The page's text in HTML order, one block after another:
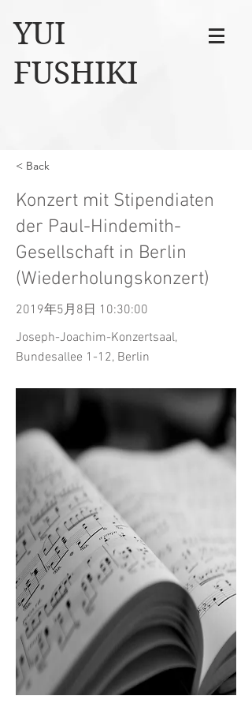
YUI
FUSHIKI
< Back
Konzert mit Stipendiaten
der Paul-Hindemith-
Gesellschaft in Berlin
(Wiederholungskonzert)
2019年5月8日 10:30:00
Joseph-Joachim-Konzertsaal,
Bundesallee 1-12, Berlin